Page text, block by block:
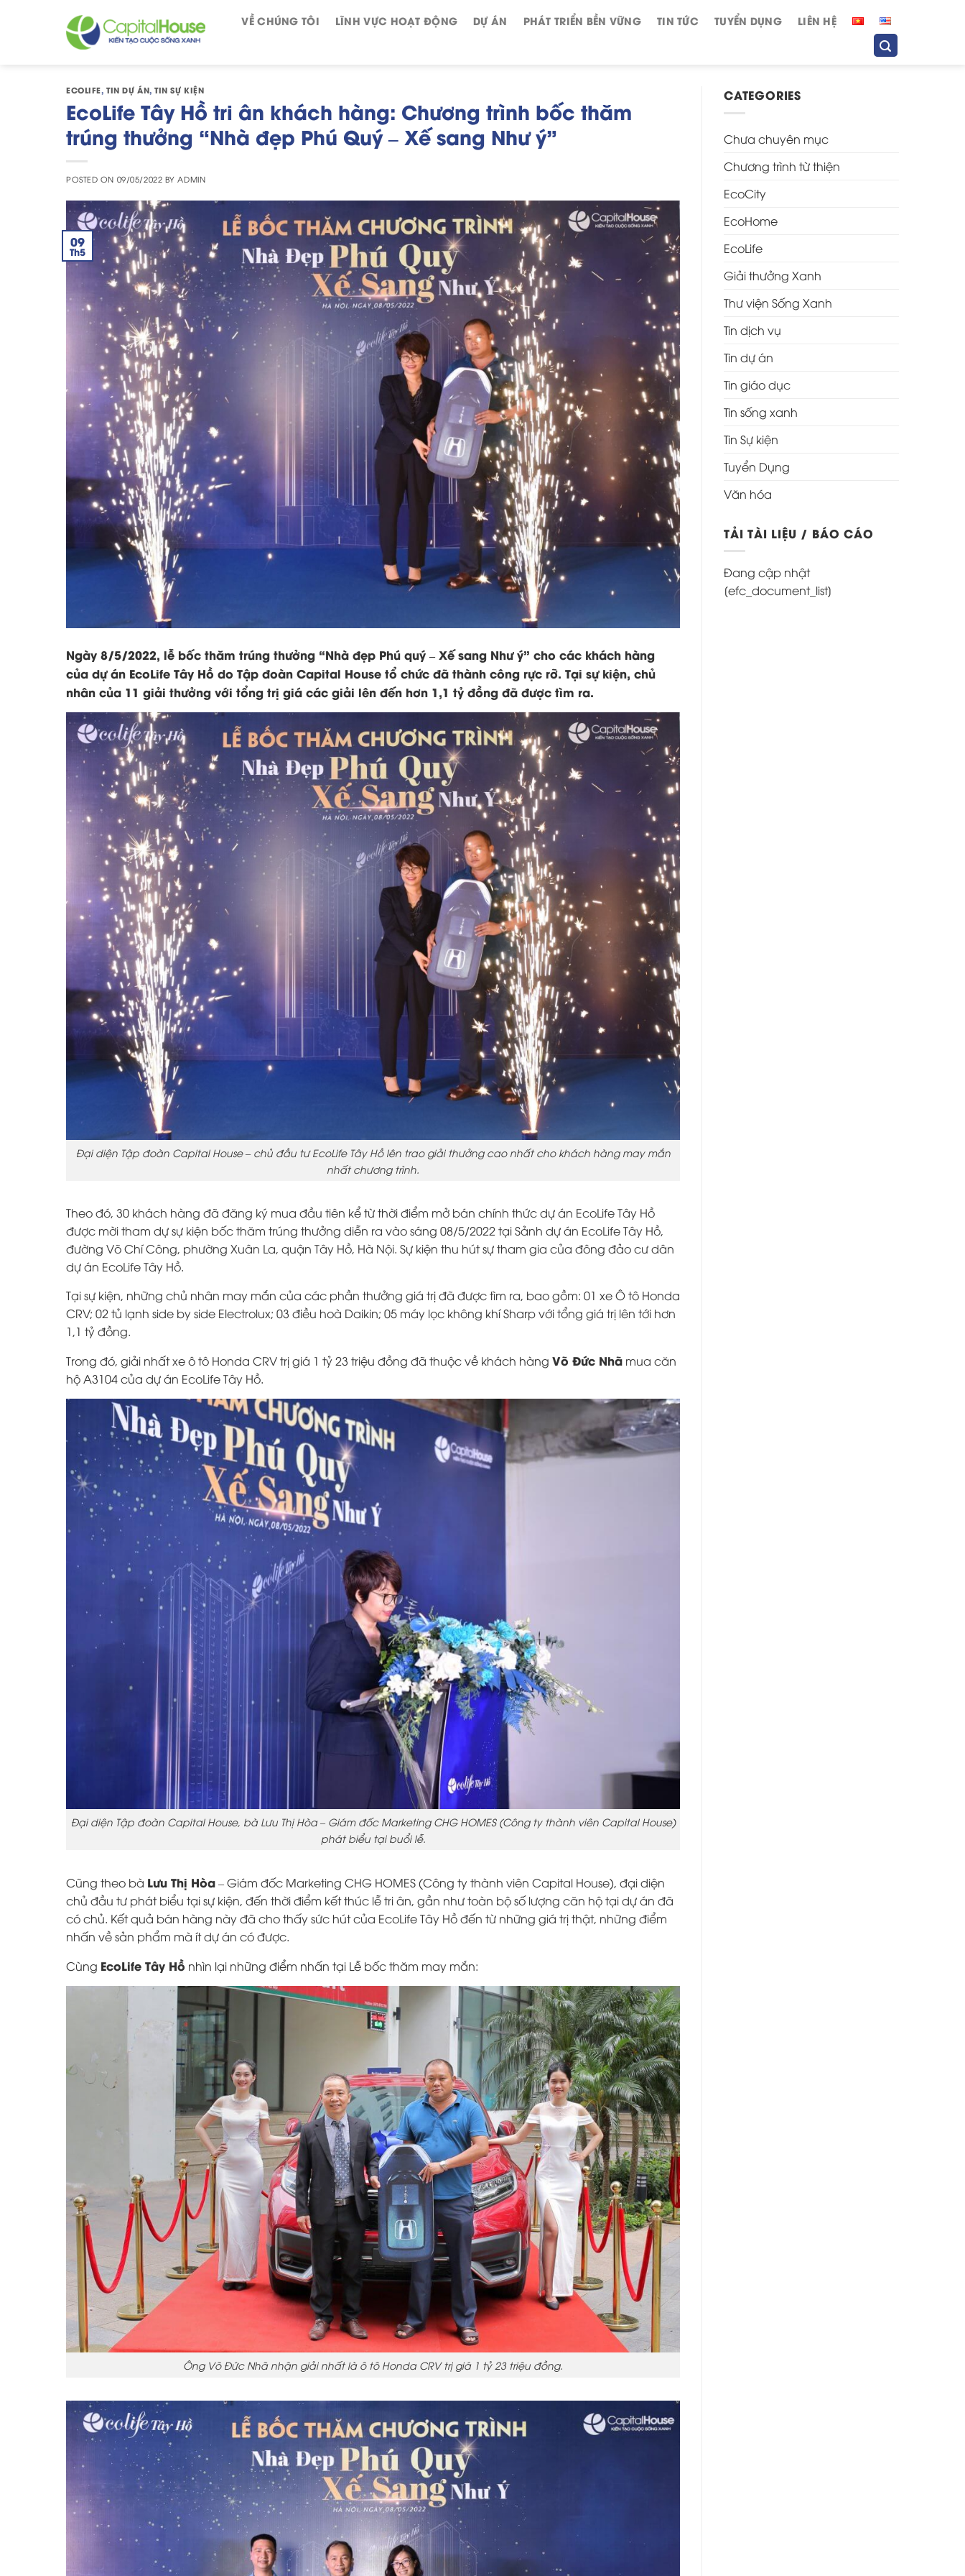
VỀ CHÚNG TÔI LĨNH VỰC HOẠT ĐỘNG DỰ ÁN PHÁT TRIỂN BỀN VỮNG TIN TỨC TUYỂN DỤNG LIÊN HỆ
ECOLIFE,TIN DỰ ÁN,TIN SỰ KIỆN
EcoLife Tây Hồ tri ân khách hàng: Chương trình bốc thăm
trúng thưởng “Nhà đẹp Phú Quý – Xế sang Như ý”
POSTED ON 09/05/2022 BY ADMIN
09
Th5
Ngày 8/5/2022, lễ bốc thăm trúng thưởng “Nhà đẹp Phú quý – Xế sang Như ý” cho các khách hàng
của dự án EcoLife Tây Hồ do Tập đoàn Capital House tổ chức đã thành công rực rỡ. Tại sự kiện, chủ
nhân của 11 giải thưởng với tổng trị giá các giải lên đến hơn 1,1 tỷ đồng đã được tìm ra.
Đại diện Tập đoàn Capital House – chủ đầu tư EcoLife Tây Hồ lên trao giải thưởng cao nhất cho khách hàng may mắn
nhất chương trình.
Theo đó, 30 khách hàng đã đăng ký mua đầu tiên kể từ thời điểm mở bán chính thức dự án EcoLife Tây Hồ
được mời tham dự sự kiện bốc thăm trúng thưởng diễn ra vào sáng 08/5/2022 tại Sảnh dự án EcoLife Tây Hồ,
đường Võ Chí Công, phường Xuân La, quận Tây Hồ, Hà Nội. Sự kiện thu hút sự tham gia của đông đảo cư dân
dự án EcoLife Tây Hồ.
Tại sự kiện, những chủ nhân may mắn của các phần thưởng giá trị đã được tìm ra, bao gồm: 01 xeÔ tô Honda
CRV; 02 tủ lạnh side by side Electrolux; 03 điều hoà Daikin; 05 máy lọc không khí Sharp với tổng giá trị lên tới hơn
1,1 tỷ đồng.
Trong đó, giải nhất xeô tô Honda CRV trị giá 1 tỷ 23 triệu đồng đã thuộc về khách hàng Võ Đức Nhã mua căn
hộ A3104 của dự án EcoLife Tây Hồ.
Đại diện Tập đoàn Capital House, bà Lưu Thị Hòa – Giám đốc Marketing CHG HOMES (Công ty thành viên Capital House)
phát biểu tại buổi lễ.
Cũng theo bà Lưu Thị Hòa– Giám đốc Marketing CHG HOMES (Công ty thành viên Capital House), đại diện
chủ đầu tư phát biểu tại sự kiện, đến thời điểm kết thúc lễ tri ân, gần như toàn bộ số lượng căn hộ tại dự án đã
có chủ. Kết quả bán hàng này đã cho thấy sức hút của EcoLife Tây Hồ đến từ những giá trị thật, những điểm
nhấn về sản phẩm mà ít dự án có được.
Cùng EcoLife Tây Hồ nhìn lại những điểm nhấn tại Lễ bốc thăm may mắn:
Ông Võ Đức Nhã nhận giải nhất là ô tô Honda CRV trị giá 1 tỷ 23 triệu đồng.
CATEGORIES
Chưa chuyên mục
Chương trình từ thiện
EcoCity
EcoHome
EcoLife
Giải thưởng Xanh
Thư viện Sống Xanh
Tin dịch vụ
Tin dự án
Tin giáo dục
Tin sống xanh
Tin Sự kiện
Tuyển Dụng
Văn hóa
TẢI TÀI LIỆU / BÁO CÁO
Đang cập nhật
[efc_document_list]